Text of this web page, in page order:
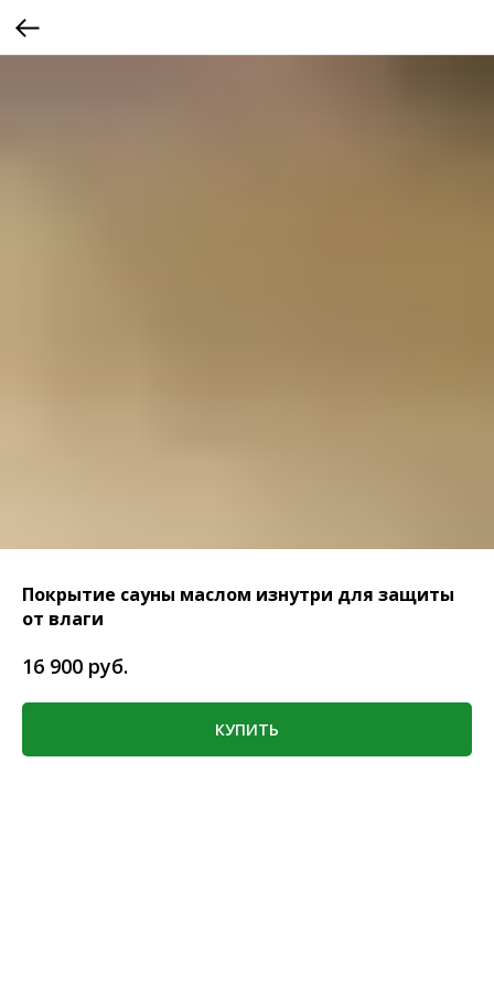
Покрытие сауны маслом изнутри для защиты
от влаги
16 900 руб.
КУПИТЬ